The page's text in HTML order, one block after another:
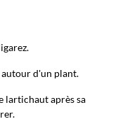
d'un plant.
lartichaut après sa